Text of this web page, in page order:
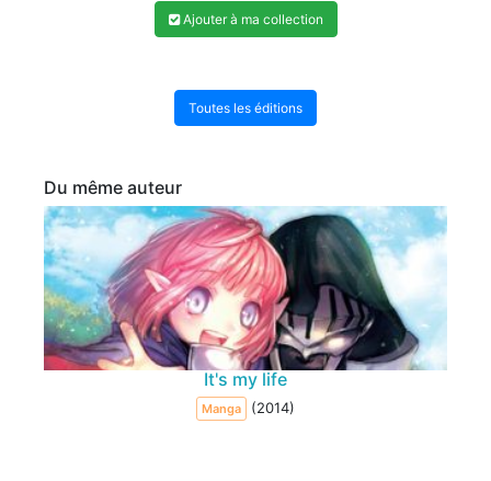
Ajouter à ma collection
Toutes les éditions
Du même auteur
It's my life
Manga (2014)